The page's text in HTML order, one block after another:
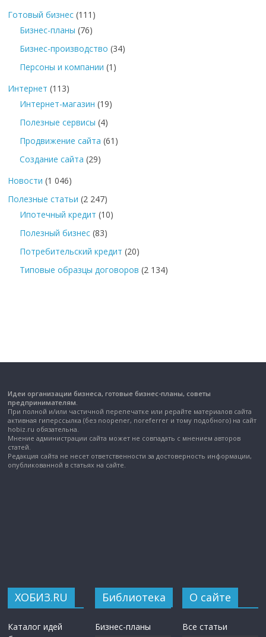
Готовый бизнес (111)
Бизнес-планы (76)
Бизнес-производство (34)
Персоны и компании (1)
Интернет (113)
Интернет-магазин (19)
Полезные сервисы (4)
Продвижение сайта (61)
Создание сайта (29)
Новости (1 046)
Полезные статьи (2 247)
Ипотечный кредит (10)
Полезный бизнес (83)
Потребительский кредит (20)
Типовые образцы договоров (2 134)
Идеи организации бизнеса, готовые бизнес-планы, советы
предпринимателям.
При полной и/или частичной перепечатке или рерайте материалов сайта
активная гиперссылка (без noopener, noreferrer и тому подобного) на сайт
hobiz.ru обязательна.
Мнение администрации сайта может не совпадать с мнением авторов
статей.
Редакция сайта не несет ответственности за достоверность информации,
опубликованной в статьях на сайте.
ХОБИЗ.RU
Каталог идей
Библиотека
Бизнес-планы
О сайте
Все статьи